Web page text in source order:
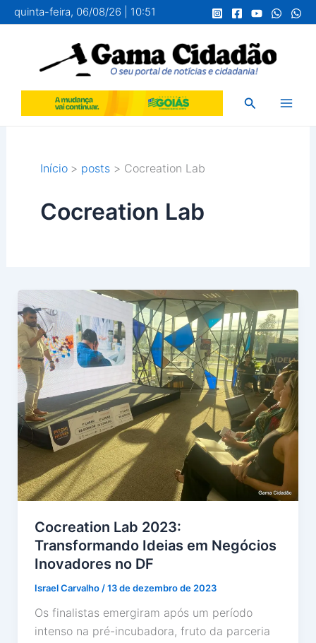
para
conteúdo
quinta-feira, 06/08/26 | 10:51
Pesquisar
Início posts Cocreation Lab
Cocreation Lab
Cocreation Lab 2023:
Transformando Ideias em Negócios
Inovadores no DF
Israel Carvalho /13 de dezembro de 2023
Os finalistas emergiram após um período
intenso na pré-incubadora, fruto da parceria